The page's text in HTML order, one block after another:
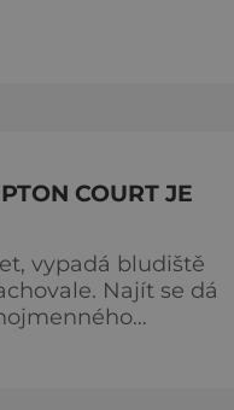
COURT JE
vypadá bludiště
Najít se dá
London (asi